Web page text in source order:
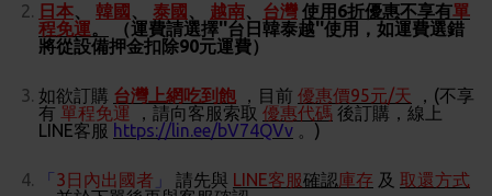
日本、 韓國 、 泰國 、 越南、 台灣 使用6折優惠不享有單
程免運。
（運費請選擇''台日韓泰越''使用，如運費選錯
將從設備押金扣除90元運費）
如欲訂購 台灣上網吃到飽 ，目前 優惠價95元/天 ，(不享
有 單程免運 ，請向客服索取 優惠代碼 後訂購，線上
LINE客服 https://lin.ee/bV74QVv 。)
「3日內出國者 」 請先與 LINE客服確認庫存 及 取還方式